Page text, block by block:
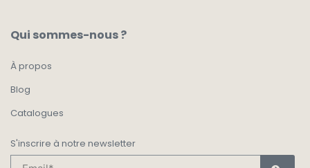
Qui sommes-nous ?
À propos
Blog
Catalogues
S'inscrire à notre newsletter